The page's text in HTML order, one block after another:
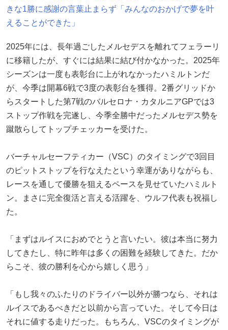
きな1勝に感謝の言葉止まらず「みんなのおかげで夢を叶
えることができた」
2025年には、長年過ごしたメルセデスを離れてフェラーリ
に移籍したが、すぐには結果に結び付かなかった。2025年
シーズンは一度も表彰台に上がれなかったハミルトンだ
が、今季は開幕6戦で3度の表彰台を獲得。2番グリッドか
らスタートした第7戦のバルセロナ・カタルニアGPでは3
ストップ作戦を完遂し、今季全勝中だったメルセデス勢を
蹴散らしてトップチェッカーを受けた。
バーチャルセーフティカー（VSC）のタイミングで3回目
のピットストップを行なえたという幸運がありながらも、
レースを通して優勝を狙えるペースを見せていたハミルト
ン。まさに完全復活と言える活躍を、ウルフ代表も祝福し
た。
「まずはルイスにおめでとうと言いたい。彼は本当に努力
してきたし、特に昨年は多くの困難を経験してきた。だか
らこそ、彼の勝利を心から嬉しく思う」
「もし我々のふたりのドライバー以外が勝つなら、それは
ルイスであるべきだと以前から言っていた。そして今日は
それに値する走りだった。もちろん、VSCのタイミングが